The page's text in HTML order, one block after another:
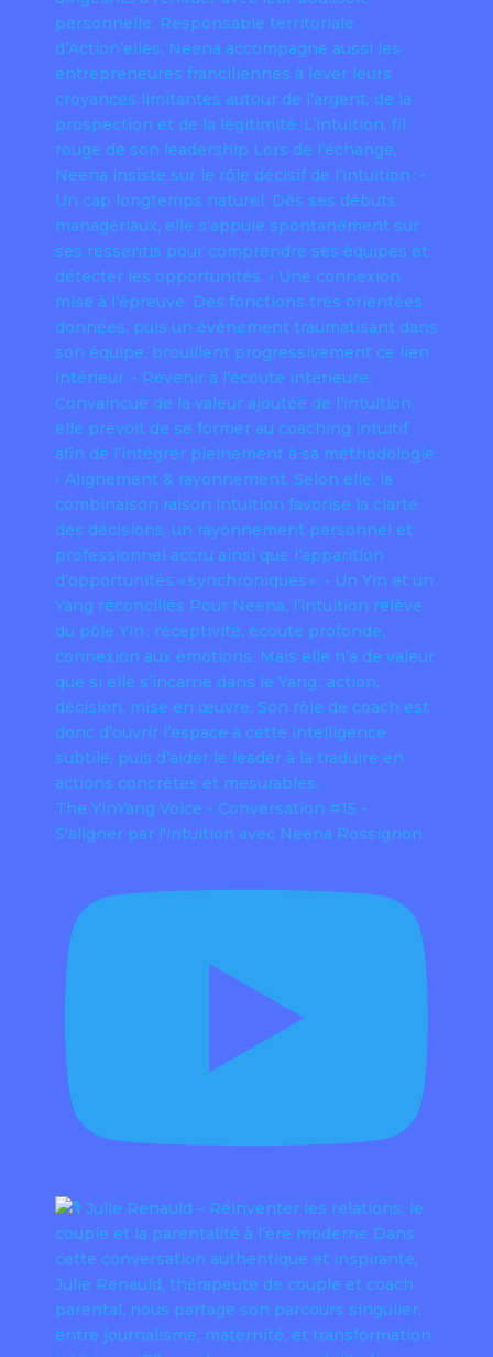
The YinYang Voice - Conversation #15 -
S'aligner par l'intuition avec Neena Rossignon
Féminin sacré Authenticité
Résilience
Burn out
Émotions Blessure
Entreprendre
Masculin
Confiance Harmonie
Place
Sexualité